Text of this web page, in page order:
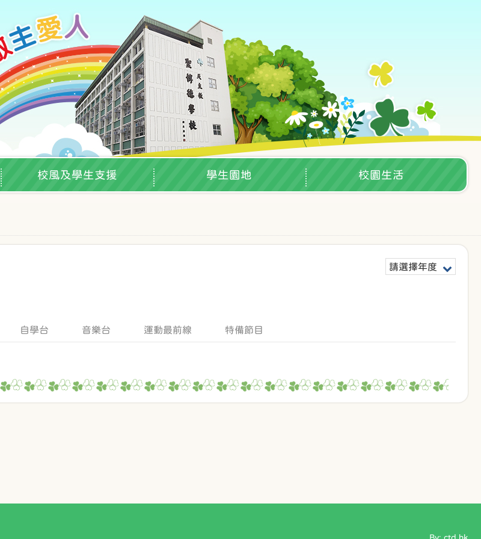
校風及學生支援 學生園地 校園生活
請選擇年度
自學台 音樂台 運動最前線 特備節目
By: ctd.hk